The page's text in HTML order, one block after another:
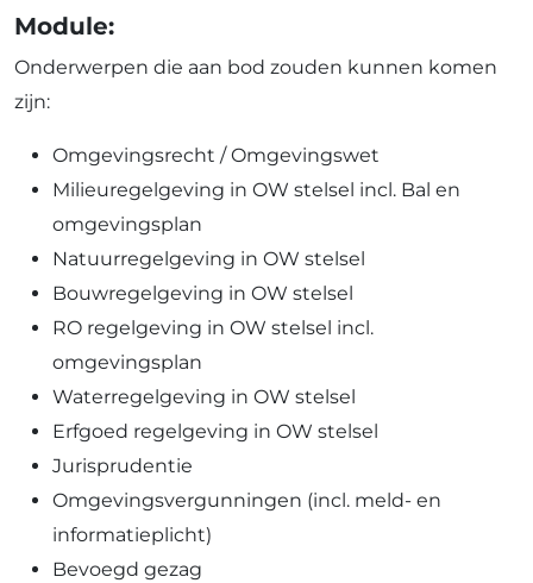
Module:
Onderwerpen die aan bod zouden kunnen komen
zijn:
Omgevingsrecht / Omgevingswet
Milieuregelgeving in OW stelsel incl. Bal en
omgevingsplan
Natuurregelgeving in OW stelsel
Bouwregelgeving in OW stelsel
RO regelgeving in OW stelsel incl.
omgevingsplan
Waterregelgeving in OW stelsel
Erfgoed regelgeving in OW stelsel
Jurisprudentie
Omgevingsvergunningen (incl. meld- en
informatieplicht)
Bevoegd gezag